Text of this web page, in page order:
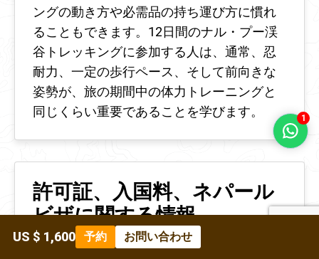
ングの動き方や必需品の持ち運び方に慣れ
ることもできます。12日間のナル・プー渓
谷トレッキングに参加する人は、通常、忍
耐力、一定の歩行ペース、そして前向きな
姿勢が、旅の期間中の体力トレーニングと
同じくらい重要であることを学びます。
許可証、入国料、ネパール
ビザに関する情報
このトレッキングは立ち入り制限区域で行
US $ 1,600 予約 お問い合わせ
1